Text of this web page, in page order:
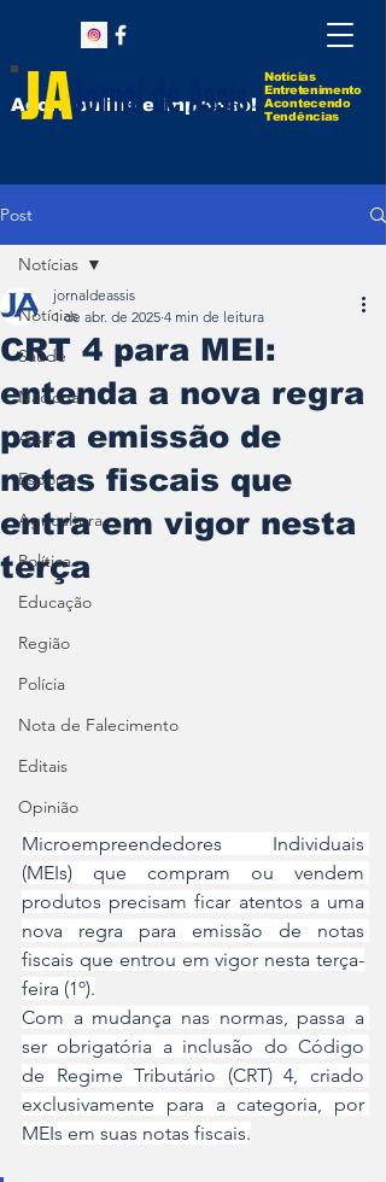
Notícias
Entretenimento
Acontecendo
Tendências
Agora online e impresso!
Post
Notícias
Saúde
Nacional
Assis
Esporte
Agricultura
Política
Educação
Região
Polícia
Nota de Falecimento
Editais
Opinião
Notícias
CRT 4 para MEI:
entenda a nova regra
para emissão de
notas fiscais que
entra em vigor nesta
terça
jornaldeassis
1 de abr. de 2025 4 min de leitura
Microempreendedores Individuais
(MEIs) que compram ou vendem
produtos precisam ficar atentos a uma
nova regra para emissão de notas
fiscais que entrou em vigor nesta terça-
feira (1º).
Com a mudança nas normas, passa a
ser obrigatória a inclusão do Código
de Regime Tributário (CRT) 4, criado
exclusivamente para a categoria, por
MEIs em suas notas fiscais.